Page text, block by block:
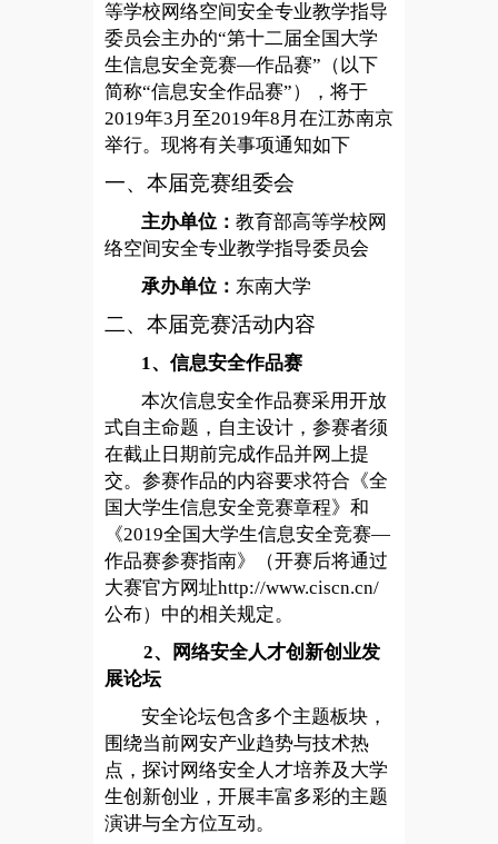
等学校网络空间安全专业教学指导
委员会主办的“第十二届全国大学
生信息安全竞赛—作品赛”（以下
简称“信息安全作品赛”），将于
2019年3月至2019年8月在江苏南京
举行。现将有关事项通知如下
一、本届竞赛组委会
主办单位： 教育部高等学校网
络空间安全专业教学指导委员会
承办单位： 东南大学
二、本届竞赛活动内容
1、信息安全作品赛
本次信息安全作品赛采用开放
式自主命题，自主设计，参赛者须
在截止日期前完成作品并网上提
交。参赛作品的内容要求符合《全
国大学生信息安全竞赛章程》和
《2019全国大学生信息安全竞赛—
作品赛参赛指南》（开赛后将通过
大赛官方网址http://www.ciscn.cn/
公布）中的相关规定。
2、网络安全人才创新创业发
展论坛
安全论坛包含多个主题板块，
围绕当前网安产业趋势与技术热
点，探讨网络安全人才培养及大学
生创新创业，开展丰富多彩的主题
演讲与全方位互动。